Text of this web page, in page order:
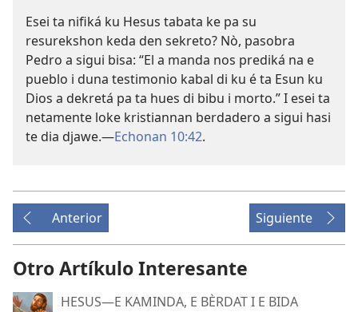
Esei ta nifiká ku Hesus tabata ke pa su
resurekshon keda den sekreto? Nò, pasobra
Pedro a sigui bisa: “El a manda nos prediká na e
pueblo i duna testimonio kabal di ku é ta Esun ku
Dios a dekretá pa ta hues di bibu i morto.” I esei ta
netamente loke kristiannan berdadero a sigui hasi
te dia djawe.—Echonan 10:42.
Anterior Siguiente
Otro Artíkulo Interesante
HESUS​—E KAMINDA, E BÈRDAT I E BIDA